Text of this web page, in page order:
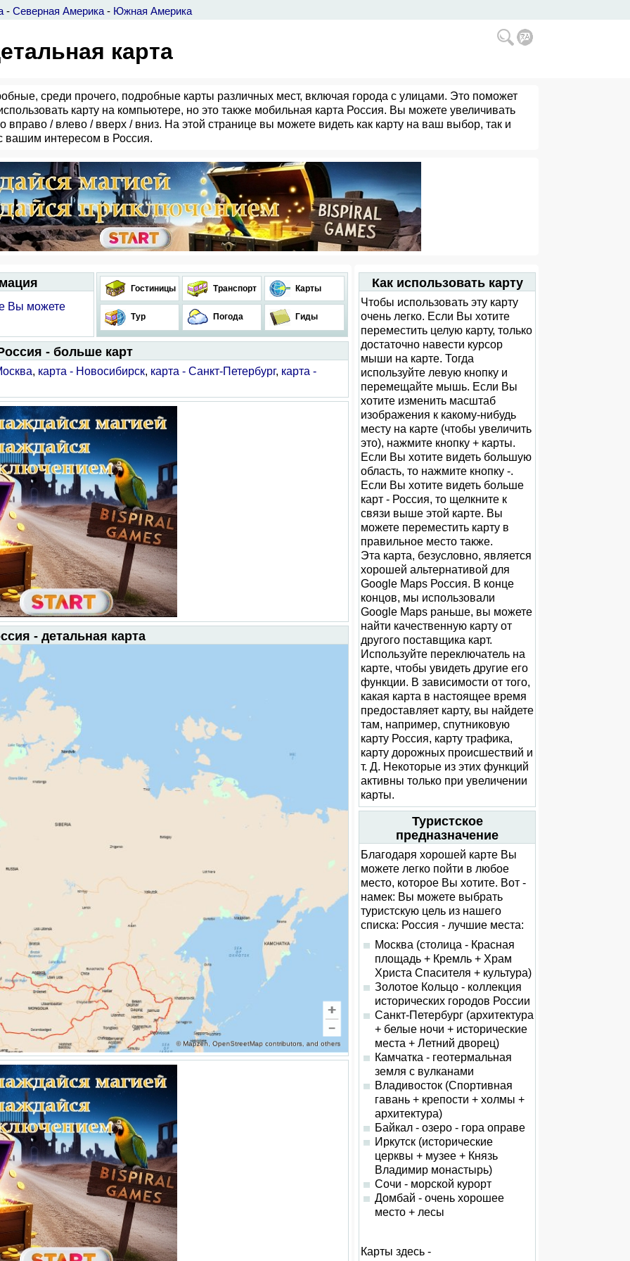
- Северная Америка - Южная Америка
карта
среди прочего, подробные карты различных мест, включая города с улицами. Это поможет
карту на компьютере, но это также мобильная карта Россия. Вы можете увеличивать
/ влево / вверх / вниз. На этой странице вы можете видеть как карту на ваш выбор, так и
вашим интересом в Россия.
Вы можете
Гостиницы Транспорт Карты
Тур Погода Гиды
- больше карт
, карта - Новосибирск, карта - Санкт-Петербург, карта -
- детальная карта
Как использовать карту
Чтобы использовать эту карту
очень легко. Если Вы хотите
переместить целую карту, только
достаточно навести курсор
мыши на карте. Тогда
используйте левую кнопку и
перемещайте мышь. Если Вы
хотите изменить масштаб
изображения к какому-нибудь
месту на карте (чтобы увеличить
это), нажмите кнопку + карты.
Если Вы хотите видеть большую
область, то нажмите кнопку -.
Если Вы хотите видеть больше
карт - Россия, то щелкните к
связи выше этой карте. Вы
можете переместить карту в
правильное место также.
Эта карта, безусловно, является
хорошей альтернативой для
Google Maps Россия. В конце
концов, мы использовали
Google Maps раньше, вы можете
найти качественную карту от
другого поставщика карт.
Используйте переключатель на
карте, чтобы увидеть другие его
функции. В зависимости от того,
какая карта в настоящее время
предоставляет карту, вы найдете
там, например, спутниковую
карту Россия, карту трафика,
карту дорожных происшествий и
т. Д. Некоторые из этих функций
активны только при увеличении
карты.
Туристское
предназначение
Благодаря хорошей карте Вы
можете легко пойти в любое
место, которое Вы хотите. Вот -
намек: Вы можете выбрать
туристскую цель из нашего
списка: Россия - лучшие места:
Москва (столица - Красная
площадь + Кремль + Храм
Христа Спасителя + культура)
Золотое Кольцо - коллекция
исторических городов России
Санкт-Петербург (архитектура
+ белые ночи + исторические
места + Летний дворец)
Камчатка - геотермальная
земля с вулканами
Владивосток (Спортивная
гавань + крепости + холмы +
архитектура)
Байкал - озеро - гора оправе
Иркутск (исторические
церквы + музее + Князь
Владимир монастырь)
Сочи - морской курорт
Домбай - очень хорошее
место + лесы
Карты здесь -